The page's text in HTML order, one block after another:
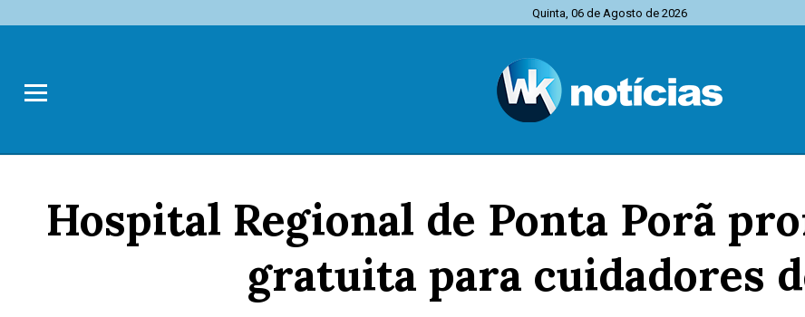
Quinta, 06 de Agosto de 2026
Hospital Regional de Ponta Porã
gratuita para cuidadores